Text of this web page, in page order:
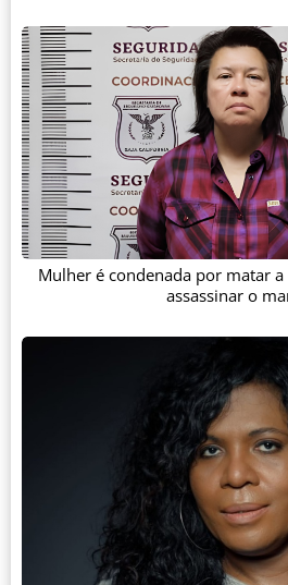
Mulher é condenada por matar
assassinar o